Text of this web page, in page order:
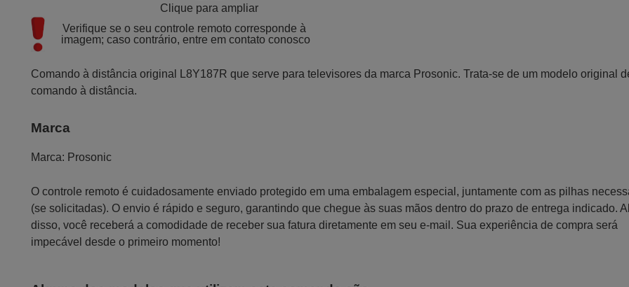
Clique para ampliar
Verifique se o seu controle remoto corresponde à
imagem; caso contrário, entre em contato conosco
Comando à distância original L8Y187R que serve para televisores da marca Prosonic. Trata-se de um modelo original
comando à distância.
Marca
Marca: Prosonic
O controle remoto é cuidadosamente enviado protegido em uma embalagem especial, juntamente com as pilhas
(se solicitadas). O envio é rápido e seguro, garantindo que chegue às suas mãos dentro do prazo de entrega indicado.
disso, você receberá a comodidade de receber sua fatura diretamente em seu e-mail. Sua experiência de compra será
impecável desde o primeiro momento!